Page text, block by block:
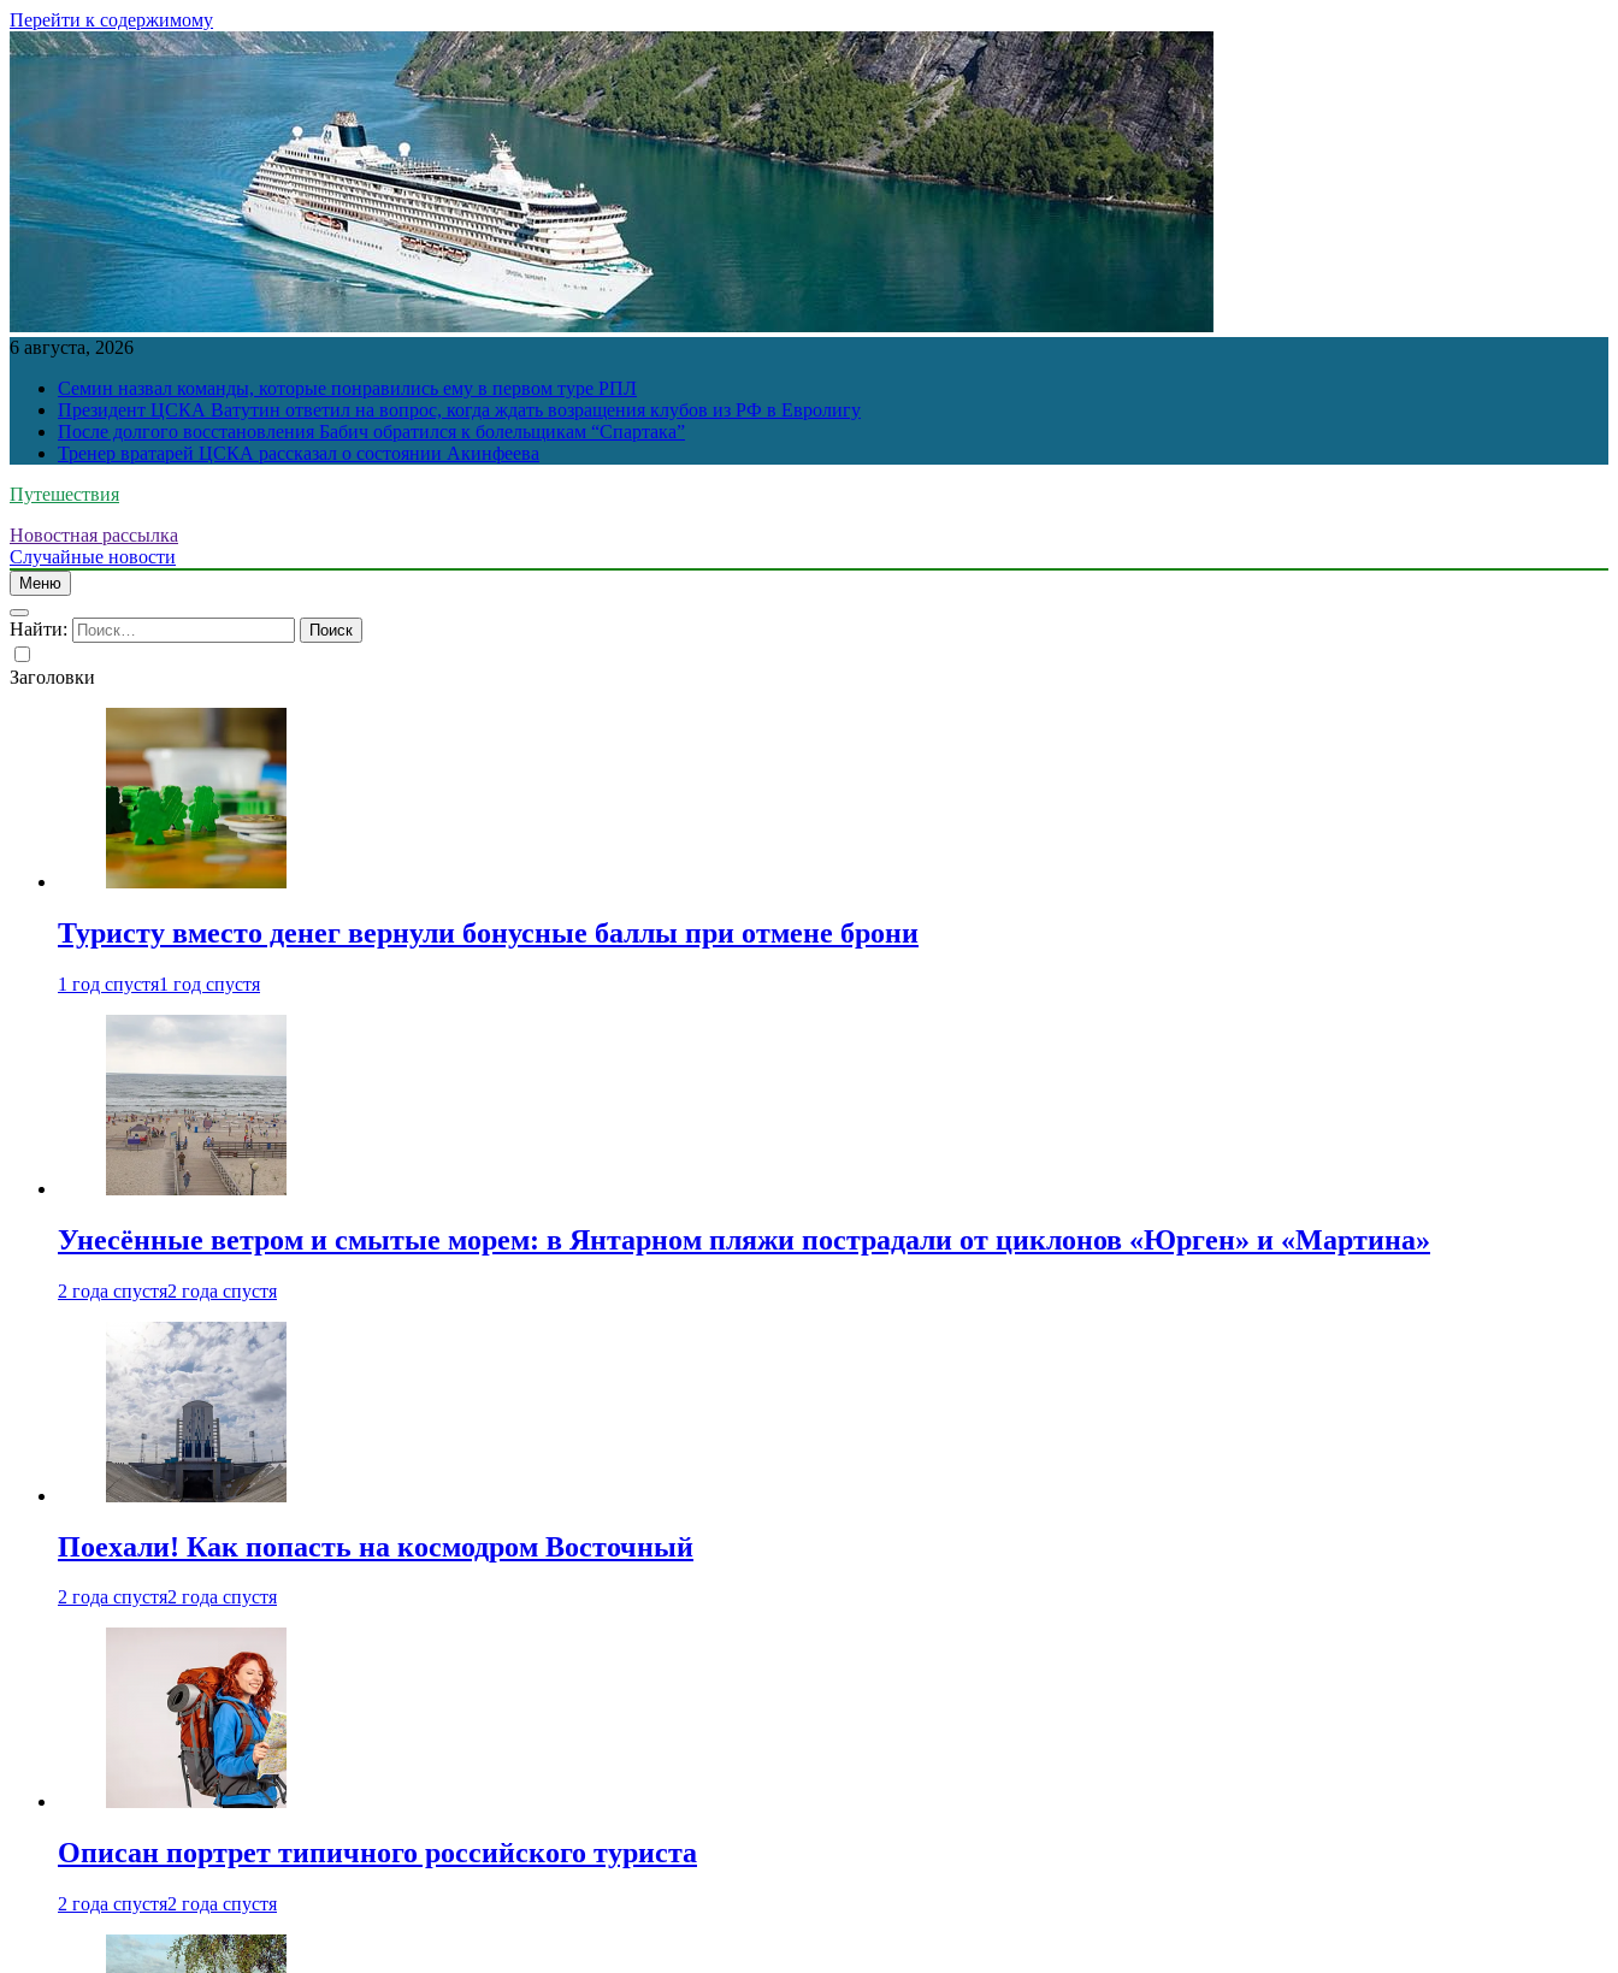
Перейти к содержимому
6 августа, 2026
Семин назвал команды, которые понравились ему в первом туре РПЛ
Президент ЦСКА Ватутин ответил на вопрос, когда ждать возращения клубов из РФ в Евролигу
После долгого восстановления Бабич обратился к болельщикам “Спартака”
Тренер вратарей ЦСКА рассказал о состоянии Акинфеева
Путешествия
Новостная рассылка
Случайные новости
Меню
Найти:
Заголовки
Туристу вместо денег вернули бонусные баллы при отмене брони
1 год спустя1 год спустя
Унесённые ветром и смытые морем: в Янтарном пляжи пострадали от циклонов «Юрген» и «Мартина»
2 года спустя2 года спустя
Поехали! Как попасть на космодром Восточный
2 года спустя2 года спустя
Описан портрет типичного российского туриста
2 года спустя2 года спустя